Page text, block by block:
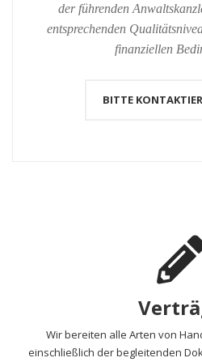
der führenden
entsprechenden
finanziellen
BITTE
Wir bereiten alle Arten von
einschließlich der begleitenden